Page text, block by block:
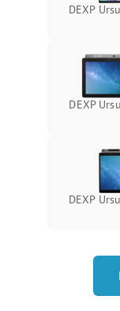
DEXP
DEXP
DEXP